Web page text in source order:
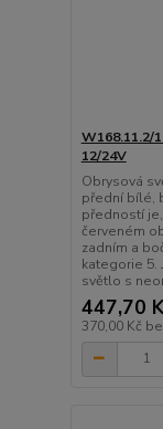
W168.11.2/
12/24V
Obrysová
přední bílé,
předností
červeném
zadním a
kategorie 5.
světlo s
447,70
370,00 Kč